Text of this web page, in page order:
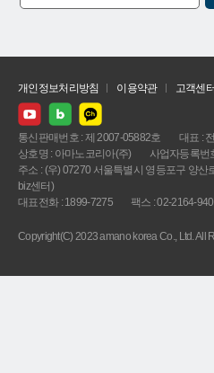
개인정보처리방침 이용약관 고객센터
통신판매번호 : 제 2007-05882호
대표 :
상호명 : 아마노코리아(주)
사업자등록번
주소 : (우) 07270 서울특별시 영등포구 양산
biz센터)
대표전화 : 1899-7275
팩스 : 02-2164-
Copyright(C) 2023 amano korea Co., Ltd. All